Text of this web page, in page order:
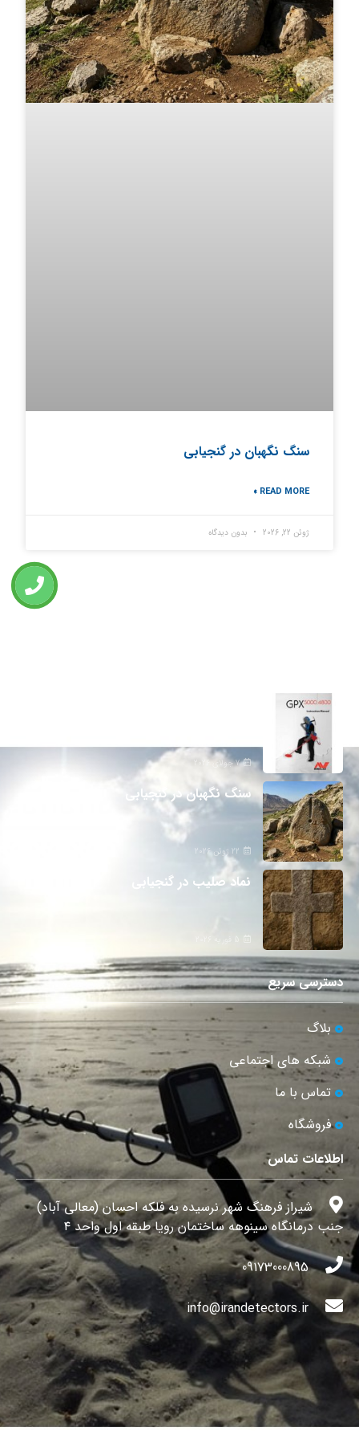
سنگ نگهبان در گنجیابی
READ MORE »
ژوئن 22, 2026 بدون دیدگاه
7 جولای 2026
سنگ نگهبان در گنجیابی
22 ژوئن 2026
نماد صلیب در گنجیابی
دسترسی سریع
بلاگ
شبکه های اجتماعی
تماس با ما
فروشگاه
اطلاعات تماس
شیراز فرهنگ شهر نرسیده به فلکه احسان (معالی آباد)
جنب درمانگاه سینوهه ساختمان رویا طبقه اول واحد ۴
09173000895
info@irandetectors.ir